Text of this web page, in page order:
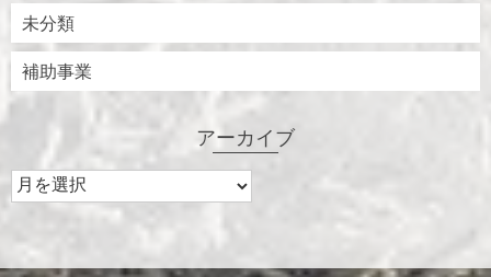
未分類
補助事業
アーカイブ
ア
ー
イ
ブ